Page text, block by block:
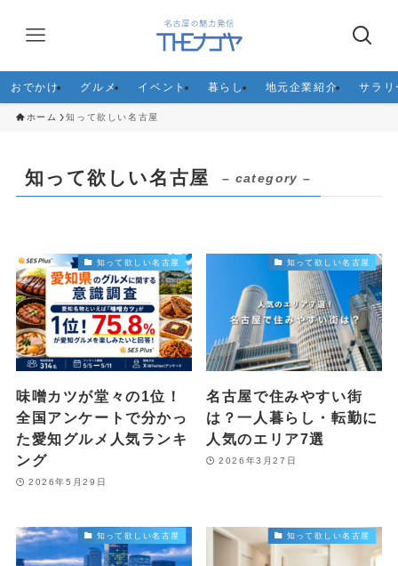
おでかけ グルメ イベント 暮らし 地元企業紹介 サラリ
ホーム 知って欲しい名古屋
知って欲しい名古屋 – category –
知って欲しい名古屋
味噌カツが堂々の1位！
全国アンケートで分かっ
た愛知グルメ人気ランキ
ング
2026年5月29日
知って欲しい名古屋
名古屋で住みやすい街
は？一人暮らし・転勤に
人気のエリア7選
2026年3月27日
知って欲しい名古屋 知って欲しい名古屋